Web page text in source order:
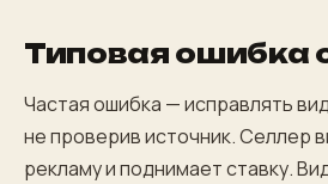
Типовая ошибка
Частая ошибка — исправлять
не проверив источник. Селлер
рекламу и поднимает ставку.